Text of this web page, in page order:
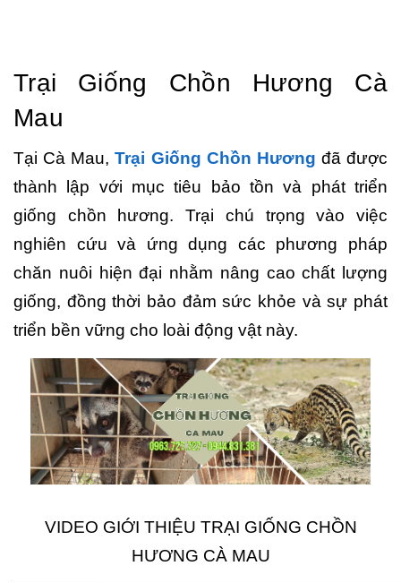
Trại Giống Chồn Hương Cà
Mau
Tại Cà Mau,Trại Giống Chồn Hương đã được
thành lập với mục tiêu bảo tồn và phát triển
giống chồn hương. Trại chú trọng vào việc
nghiên cứu và ứng dụng các phương pháp
chăn nuôi hiện đại nhằm nâng cao chất lượng
giống, đồng thời bảo đảm sức khỏe và sự phát
triển bền vững cho loài động vật này.
VIDEO GIỚI THIỆU TRẠI GIỐNG CHỒN
HƯƠNG CÀ MAU